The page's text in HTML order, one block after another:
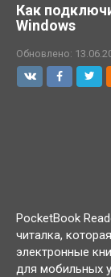
Как
Windows
Обновлено:
PocketBook
читалка,
электронные
для мобильных